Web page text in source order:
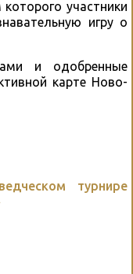
участники
игру о
и одобренные
карте Ново-
турнире